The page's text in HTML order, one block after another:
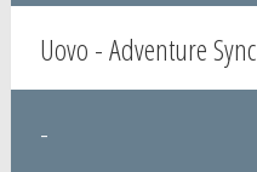
Uovo - Adventure Sync
-